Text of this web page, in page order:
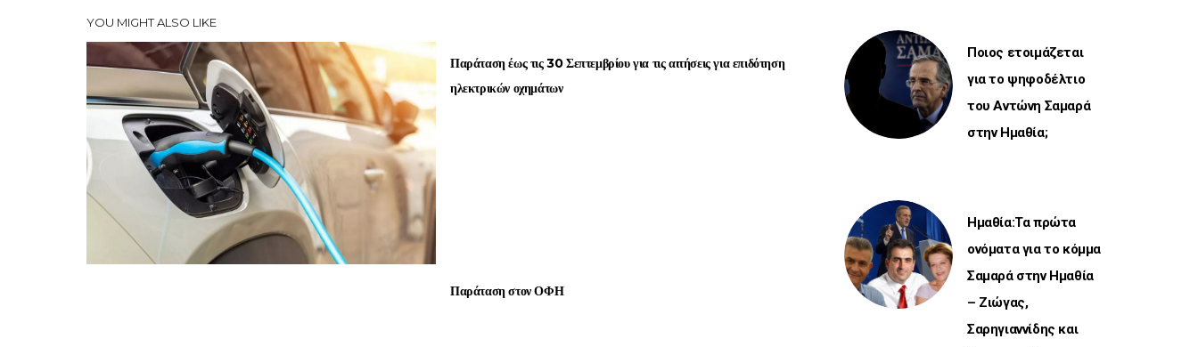
YOU MIGHT ALSO LIKE
Παράταση έως τις 30 Σεπτεμβρίου για τις αιτήσεις για επιδότηση
ηλεκτρικών οχημάτων
Παράταση στον ΟΦΗ
Ποιος ετοιμάζεται
για το ψηφοδέλτιο
του Αντώνη Σαμαρά
στην Ημαθία;
Ημαθία:Τα πρώτα
ονόματα για το κόμμα
Σαμαρά στην Ημαθία
– Ζιώγας,
Σαρηγιαννίδης και